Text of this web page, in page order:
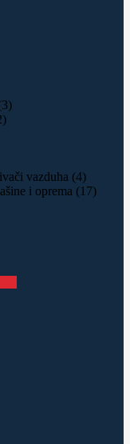
vazduha (4)
i oprema (17)